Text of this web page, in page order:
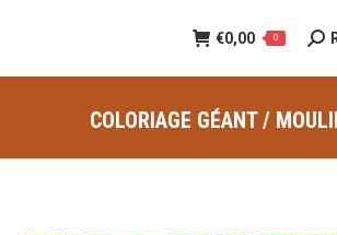
€0,00 0
:
COLORIAGE GÉANT /